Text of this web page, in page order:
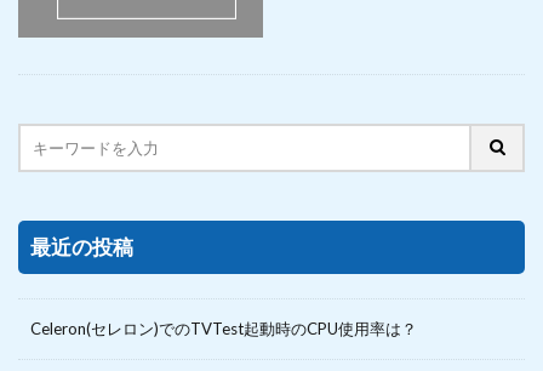
最近の投稿
Celeron(セレロン)でのTVTest起動時のCPU使用率は？